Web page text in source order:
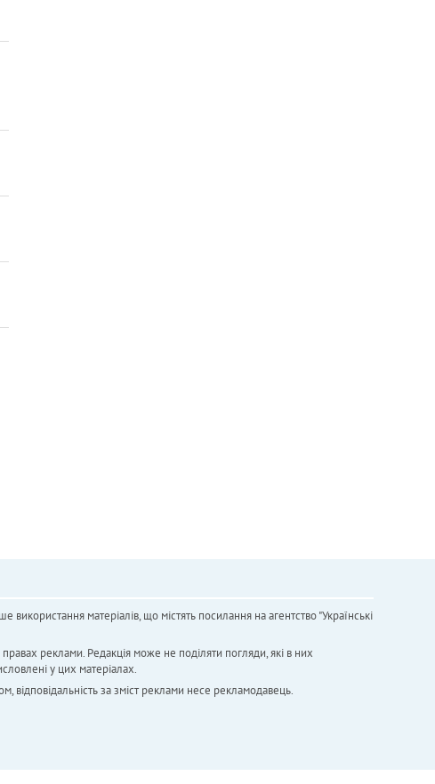
матеріалів, що містять посилання на агентство "Українськi
реклами. Редакція може не поділяти погляди, які в них
у цих матеріалах.
відповідальність за зміст реклами несе рекламодавець.